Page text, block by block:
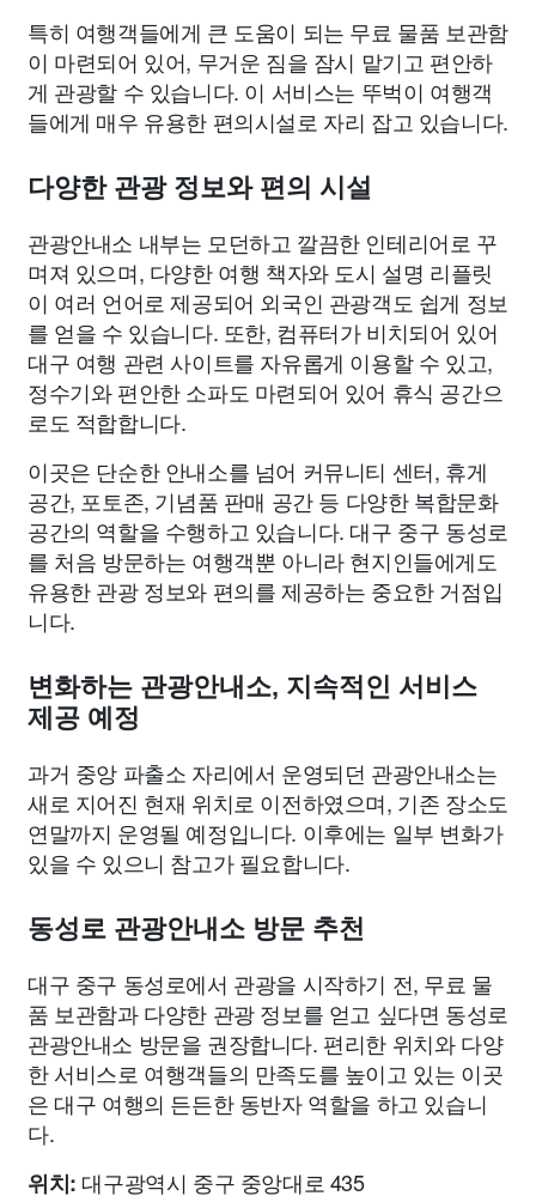
특히 여행객들에게 큰 도움이 되는 무료 물품 보관함
이 마련되어 있어, 무거운 짐을 잠시 맡기고 편안하
게 관광할 수 있습니다. 이 서비스는 뚜벅이 여행객
들에게 매우 유용한 편의시설로 자리 잡고 있습니다.
다양한 관광 정보와 편의 시설
관광안내소 내부는 모던하고 깔끔한 인테리어로 꾸
며져 있으며, 다양한 여행 책자와 도시 설명 리플릿
이 여러 언어로 제공되어 외국인 관광객도 쉽게 정보
를 얻을 수 있습니다. 또한, 컴퓨터가 비치되어 있어
대구 여행 관련 사이트를 자유롭게 이용할 수 있고,
정수기와 편안한 소파도 마련되어 있어 휴식 공간으
로도 적합합니다.
이곳은 단순한 안내소를 넘어 커뮤니티 센터, 휴게
공간, 포토존, 기념품 판매 공간 등 다양한 복합문화
공간의 역할을 수행하고 있습니다. 대구 중구 동성로
를 처음 방문하는 여행객뿐 아니라 현지인들에게도
유용한 관광 정보와 편의를 제공하는 중요한 거점입
니다.
변화하는 관광안내소, 지속적인 서비스
제공 예정
과거 중앙 파출소 자리에서 운영되던 관광안내소는
새로 지어진 현재 위치로 이전하였으며, 기존 장소도
연말까지 운영될 예정입니다. 이후에는 일부 변화가
있을 수 있으니 참고가 필요합니다.
동성로 관광안내소 방문 추천
대구 중구 동성로에서 관광을 시작하기 전, 무료 물
품 보관함과 다양한 관광 정보를 얻고 싶다면 동성로
관광안내소 방문을 권장합니다. 편리한 위치와 다양
한 서비스로 여행객들의 만족도를 높이고 있는 이곳
은 대구 여행의 든든한 동반자 역할을 하고 있습니
다.
위치: 대구광역시 중구 중앙대로 435